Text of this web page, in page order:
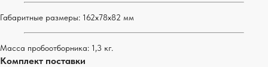
Габаритные размеры: 162х78х82 мм
Масса пробоотборника: 1,3 кг.
Комплект поставки